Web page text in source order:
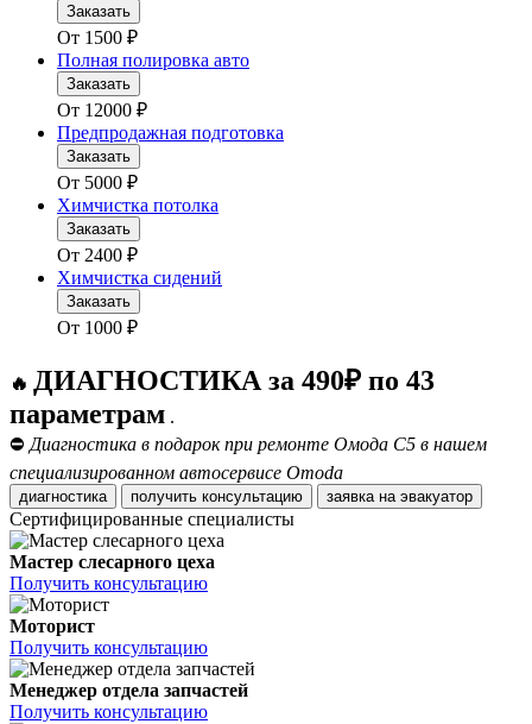
Заказать
От 1500 ₽
Полная полировка авто
Заказать
От 12000 ₽
Предпродажная подготовка
Заказать
От 5000 ₽
Химчистка потолка
Заказать
От 2400 ₽
Химчистка сидений
Заказать
От 1000 ₽
🔥 ДИАГНОСТИКА за 490₽ по 43
параметрам .
⛔ Диагностика в подарок при ремонте Омода С5 в нашем
специализированном автосервисе Omoda
диагностика получить консультацию заявка на эвакуатор
Сертифицированные специалисты
Мастер слесарного цеха
Получить консультацию
Моторист
Получить консультацию
Менеджер отдела запчастей
Получить консультацию